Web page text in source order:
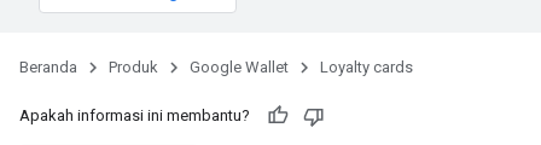
Beranda Produk Google Wallet Loyalty cards
Apakah informasi ini membantu?